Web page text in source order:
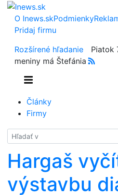
O Inews.skPodmienky
Pridaj firmu
Rozšírené hľadanie
Piatok
meniny má Štefánia
Články
Firmy
Hladať
Hargaš
výstavbu